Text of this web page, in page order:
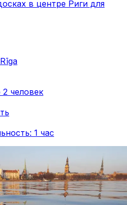
в центре Риги для
человек
: 1 час